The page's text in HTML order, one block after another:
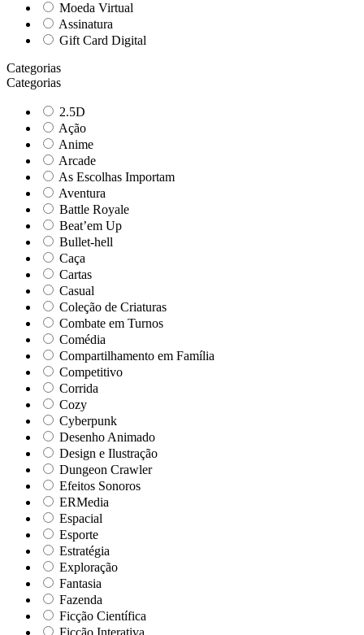
Moeda Virtual
Assinatura
Gift Card Digital
Categorias
Categorias
2.5D
Ação
Anime
Arcade
As Escolhas Importam
Aventura
Battle Royale
Beat’em Up
Bullet-hell
Caça
Cartas
Casual
Coleção de Criaturas
Combate em Turnos
Comédia
Compartilhamento em Família
Competitivo
Corrida
Cozy
Cyberpunk
Desenho Animado
Design e Ilustração
Dungeon Crawler
Efeitos Sonoros
ERMedia
Espacial
Esporte
Estratégia
Exploração
Fantasia
Fazenda
Ficção Científica